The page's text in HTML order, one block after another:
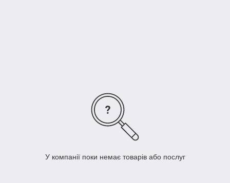
У компанії поки немає товарів або послуг